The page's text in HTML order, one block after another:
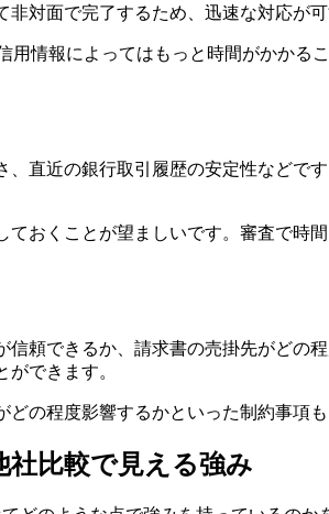
対面で完了するため、迅速な対応が可
情報によってはもっと時間がかかる
直近の銀行取引履歴の安定性などで
おくことが望ましいです。審査で時
頼できるか、請求書の売掛先がどの
できます。
の程度影響するかといった制約事項
比較で見える強み